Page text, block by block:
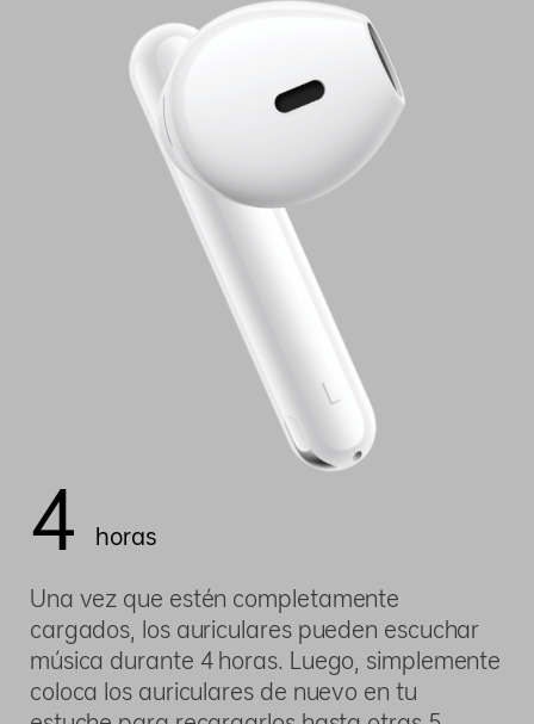
4 horas
Una vez que estén completamente
cargados, los auriculares pueden escuchar
música durante 4 horas. Luego, simplemente
coloca los auriculares de nuevo en tu